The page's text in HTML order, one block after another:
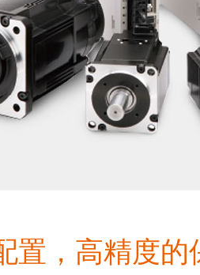
置，高精度的